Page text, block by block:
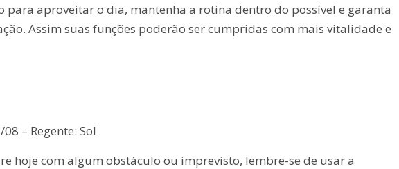
para aproveitar o dia, mantenha a rotina dentro do possível e garanta
Assim suas funções poderão ser cumpridas com mais vitalidade e
– Regente: Sol
hoje com algum obstáculo ou imprevisto, lembre-se de usar a